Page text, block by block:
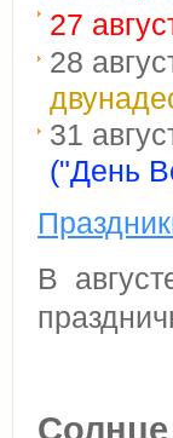
27
28
31
("День
В
Солнце